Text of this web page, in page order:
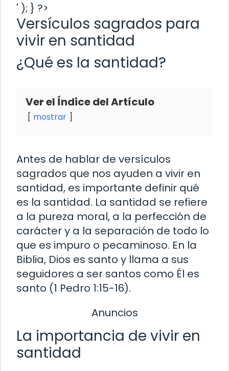
' ); } ?>
Versículos sagrados para
vivir en santidad
¿Qué es la santidad?
Ver el Índice del Artículo
mostrar
Antes de hablar de versículos
sagrados que nos ayuden a vivir en
santidad, es importante definir qué
es la santidad. La santidad se refiere
a la pureza moral, a la perfección de
carácter y a la separación de todo lo
que es impuro o pecaminoso. En la
Biblia, Dios es santo y llama a sus
seguidores a ser santos como Él es
santo (1 Pedro 1:15-16).
Anuncios
La importancia de vivir en
santidad